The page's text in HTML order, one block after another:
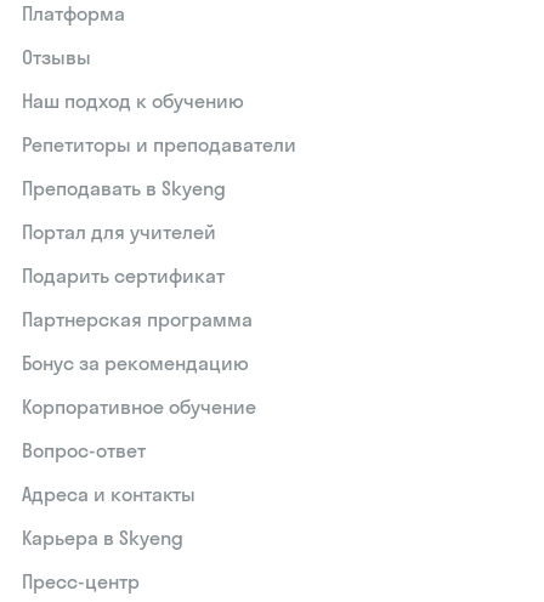
Платформа
Отзывы
Наш подход к обучению
Репетиторы и преподаватели
Преподавать в Skyeng
Портал для учителей
Подарить сертификат
Партнерская программа
Бонус за рекомендацию
Корпоративное обучение
Вопрос-ответ
Адреса и контакты
Карьера в Skyeng
Пресс-центр